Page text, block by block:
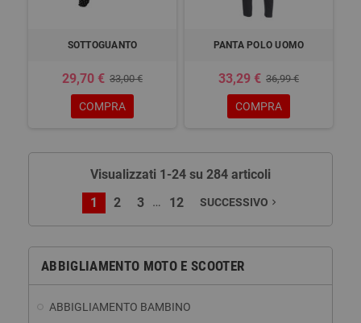
ABBIGLIAMENTO MOTO E SCOOTER
ABBIGLIAMENTO BAMBINO
SOTTOGUANTO
29,70 € 33,00 €
COMPRA
PANTA POLO UOMO
33,29 € 36,99 €
COMPRA
Visualizzati 1-24 su 284 articoli
1
2 3 … 12 SUCCESSIVO navigate_next